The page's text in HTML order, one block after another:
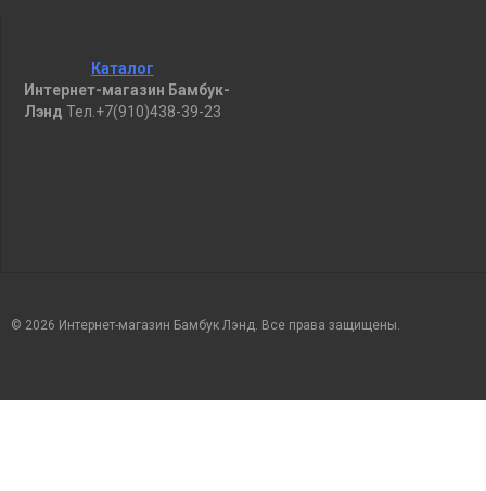
Каталог
Интернет-магазин Бамбук-
Лэнд Тел.+7(910)438-39-23
© 2026 Интернет-магазин Бамбук Лэнд. Все права защищены.